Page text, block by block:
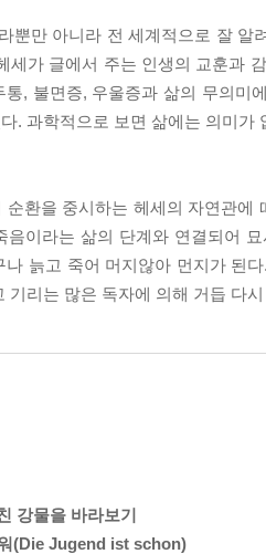
뿐만 아니라 전 세계적으로 잘 알
세가 글에서 주는 인생의 교훈과
통, 불면증, 우울증과 삶의 무의미
. 과학적으로 보면 삶에는 의미
순환을 중시하는 헤세의 자연관
음이라는 삶의 단계와 연결되어
나 늙고 죽어 머지않아 먼지가 된
기리는 많은 독자에 의해 거듭 다
강물을 바라보기
(Die Jugend ist schon)